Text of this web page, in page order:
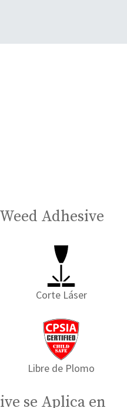
Adhesive
Corte Láser
Libre de Plomo
se Aplica en